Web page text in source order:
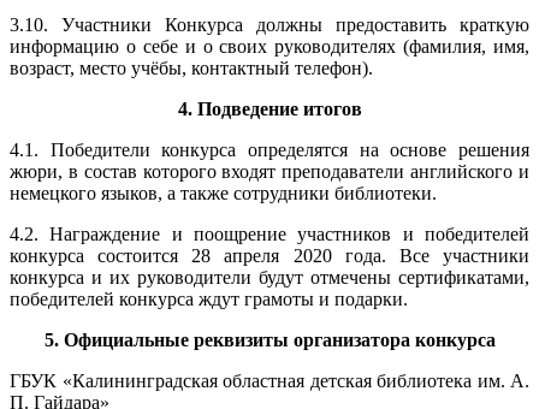
3.10. Участники Конкурса должны предоставить краткую
информацию о себе и о своих руководителях (фамилия, имя,
возраст, место учёбы, контактный телефон).
4. Подведение итогов
4.1. Победители конкурса определятся на основе решения
жюри, в состав которого входят преподаватели английского и
немецкого языков, а также сотрудники библиотеки.
4.2. Награждение и поощрение участников и победителей
конкурса состоится 28 апреля 2020 года. Все участники
конкурса и их руководители будут отмечены сертификатами,
победителей конкурса ждут грамоты и подарки.
5. Официальные реквизиты организатора конкурса
ГБУК «Калининградская областная детская библиотека им. А.
П. Гайдара»